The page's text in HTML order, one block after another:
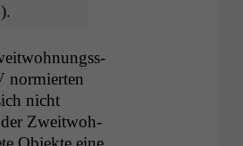
normierten
nicht
der Zweit­woh­